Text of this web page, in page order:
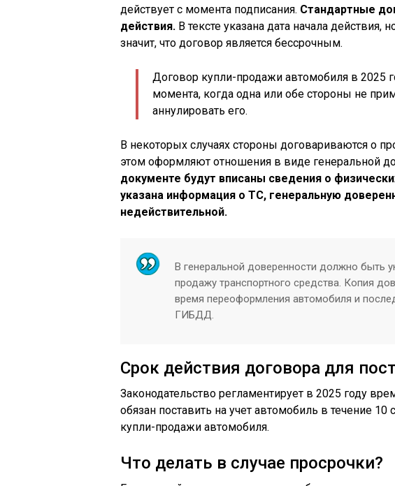
действует с момента подписания. Стандартные
действия. В тексте указана дата начала действия,
значит, что договор является бессрочным.
Договор купли-продажи автомобиля в 2025
момента, когда одна или обе стороны не
аннулировать его.
В некоторых случаях стороны договариваются о
этом оформляют отношения в виде генеральной
документе будут вписаны сведения о
указана информация о ТС, генеральную
недействительной.
В генеральной доверенности должно быть
продажу транспортного средства. Копия
время переоформления автомобиля и
ГИБДД.
Срок действия договора для
Законодательство регламентирует в 2025 году
обязан поставить на учет автомобиль в течение 10
купли-продажи автомобиля.
Что делать в случае просрочки?